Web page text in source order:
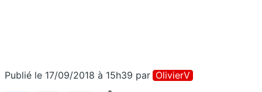
Publié le 17/09/2018 à 15h39 par OlivierV